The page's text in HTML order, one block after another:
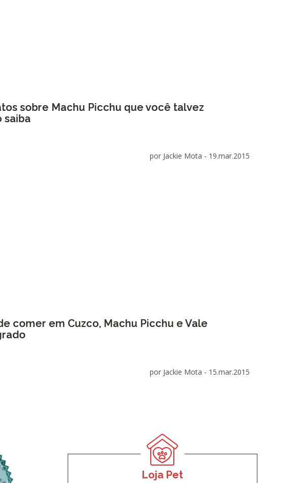
sobre Machu Picchu que você talvez
saiba
por Jackie Mota - 19.mar.2015
comer em Cuzco, Machu Picchu e Vale
por Jackie Mota - 15.mar.2015
Loja Pet